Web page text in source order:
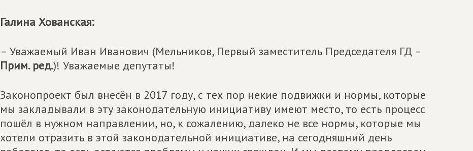
Галина Хованская:
– Уважаемый Иван Иванович (Мельников, Первый заместитель Председателя ГД –
Прим. ред.)! Уважаемые депутаты!
Законопроект был внесён в 2017 году, с тех пор некие подвижки и нормы, которые
мы закладывали в эту законодательную инициативу имеют место, то есть процесс
пошёл в нужном направлении, но, к сожалению, далеко не все нормы, которые мы
хотели отразить в этой законодательной инициативе, на сегодняшний день